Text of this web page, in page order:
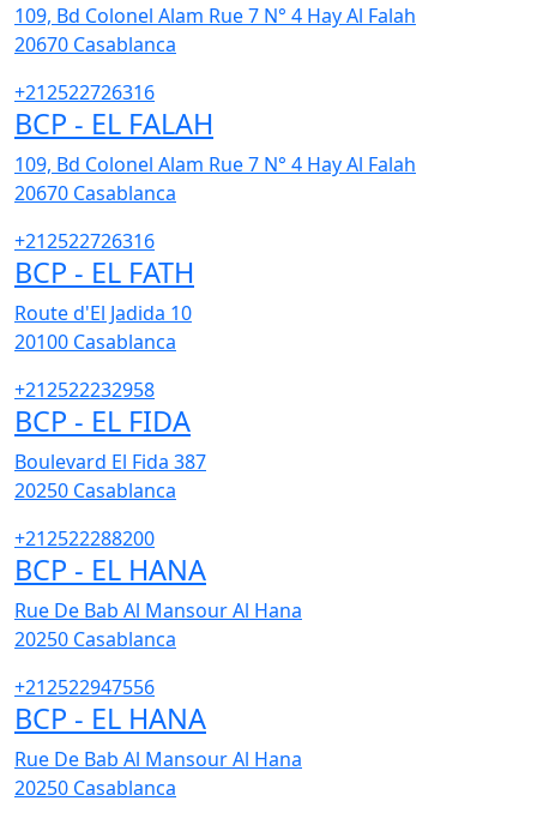
109, Bd Colonel Alam Rue 7 N° 4 Hay Al Falah
20670 Casablanca
+212522726316
BCP - EL FALAH
109, Bd Colonel Alam Rue 7 N° 4 Hay Al Falah
20670 Casablanca
+212522726316
BCP - EL FATH
Route d'El Jadida 10
20100 Casablanca
+212522232958
BCP - EL FIDA
Boulevard El Fida 387
20250 Casablanca
+212522288200
BCP - EL HANA
Rue De Bab Al Mansour Al Hana
20250 Casablanca
+212522947556
BCP - EL HANA
Rue De Bab Al Mansour Al Hana
20250 Casablanca